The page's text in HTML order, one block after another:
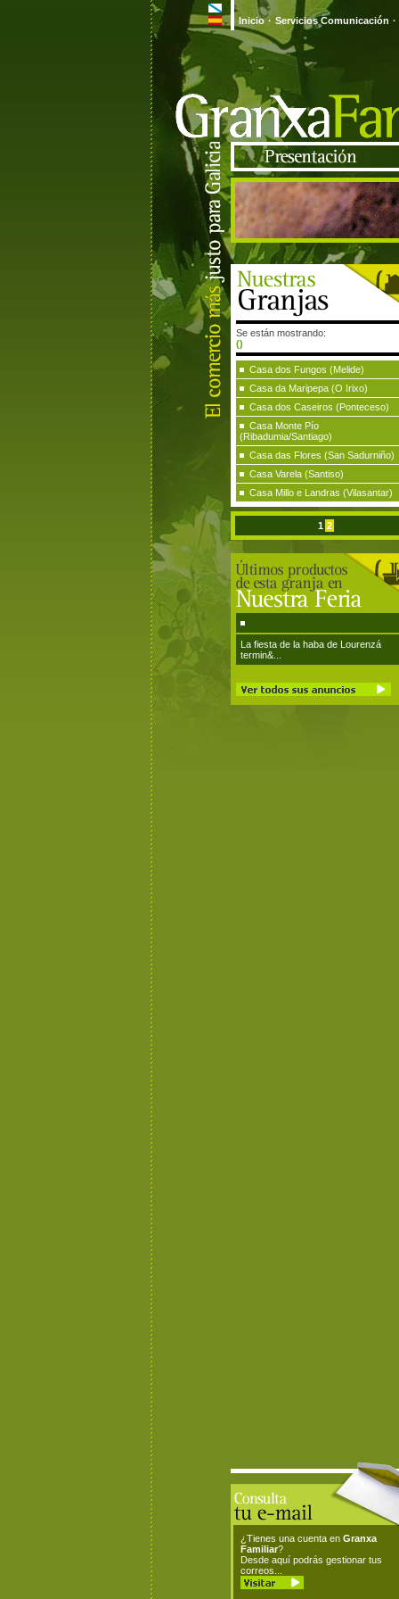
Inicio · Servicios Comunicación ·
Se están mostrando:
()
Casa dos Fungos (Melide)
Casa da Maripepa (O Irixo)
Casa dos Caseiros (Ponteceso)
Casa Monte Pío
(Ribadumia/Santiago)
Casa das Flores (San Sadurniño)
Casa Varela (Santiso)
Casa Millo e Landras (Vilasantar)
1 2
La fiesta de la haba de Lourenzá
termin&...
¿Tienes una cuenta en Granxa
Familiar?
Desde aquí podrás gestionar tus
correos...